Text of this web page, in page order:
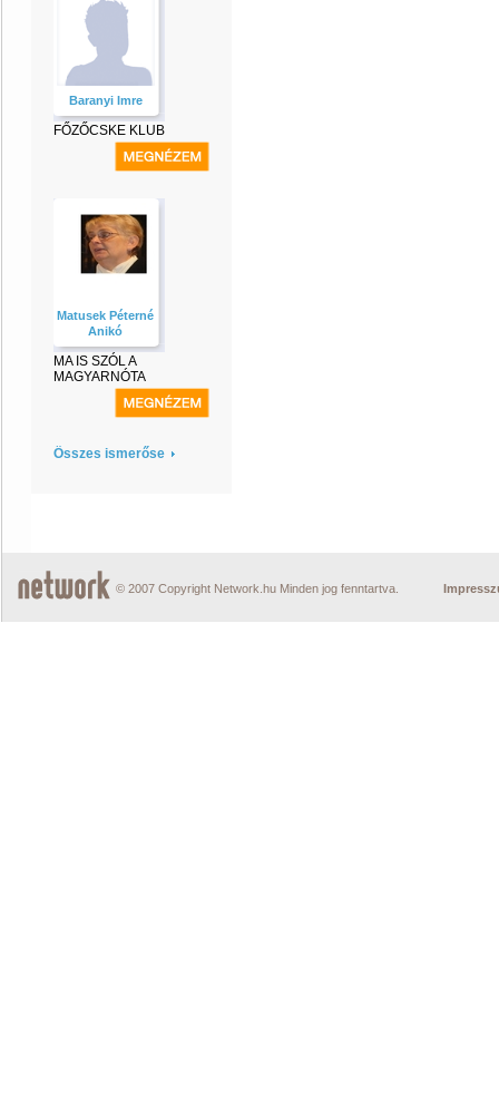
Baranyi Imre
FŐZŐCSKE KLUB
Matusek Péterné
Anikó
MA IS SZÓL A
MAGYARNÓTA
Összes ismerőse
© 2007 Copyright Network.hu Minden jog fenntartva.